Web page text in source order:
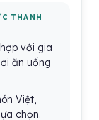
THANH
với gia
ăn uống
Việt,
chọn.